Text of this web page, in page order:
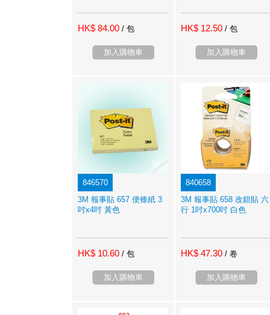
HK$ 84.00 / 包
加入購物車
HK$ 12.50 / 包
加入購物車
846570
3M 報事貼 657 便條紙 3
吋x4吋 黃色
HK$ 10.60 / 包
加入購物車
840658
3M 報事貼 658 改錯貼 六
行 1吋x700吋 白色
HK$ 47.30 / 卷
加入購物車